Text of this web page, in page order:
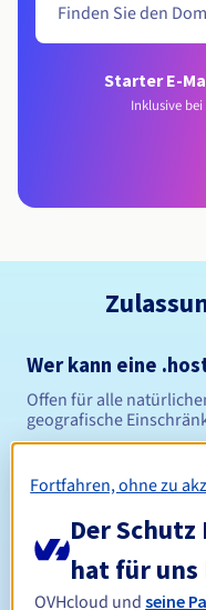
Starter E-
Inklusive
Wer kann eine
Offen für alle
geografische
Fortfahren, ohne zu
Der
hat für
OVHcloud undseine